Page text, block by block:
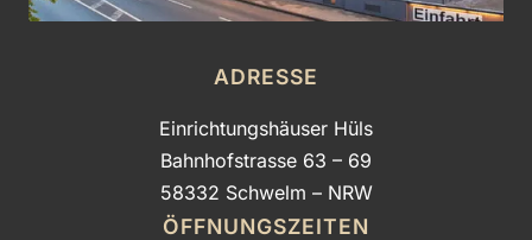
ADRESSE
Einrichtungshäuser Hüls
Bahnhofstrasse 63 – 69
58332 Schwelm – NRW
ÖFFNUNGSZEITEN